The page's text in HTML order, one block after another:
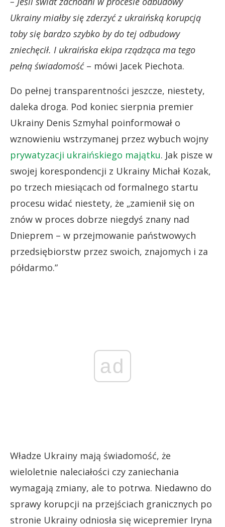
Ukrainy miałby się zderzyć z ukraińską korupcją
toby się bardzo szybko by do tej odbudowy
zniechęcił. I ukraińska ekipa rządząca ma tego
pełną świadomość– mówi Jacek Piechota.
Do pełnej transparentności jeszcze, niestety,
daleka droga. Pod koniec sierpnia premier
Ukrainy Denis Szmyhal poinformował o
wznowieniu wstrzymanej przez wybuch wojny
prywatyzacji ukraińskiego majątku. Jak pisze w
swojej korespondencji z Ukrainy Michał Kozak,
po trzech miesiącach od formalnego startu
procesu widać niestety, że „zamienił się on
znów w proces dobrze niegdyś znany nad
Dnieprem – w przejmowanie państwowych
przedsiębiorstw przez swoich, znajomych i za
półdarmo.”
ad
Władze Ukrainy mają świadomość, że
wieloletnie naleciałości czy zaniechania
wymagają zmiany, ale to potrwa. Niedawno do
sprawy korupcji na przejściach granicznych po
stronie Ukrainy odniosła się wicepremier Iryna